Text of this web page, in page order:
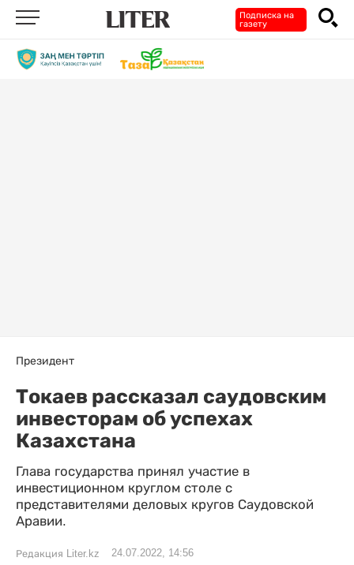
Подписка на
газету
Президент
Токаев рассказал саудовским
инвесторам об успехах
Казахстана
Глава государства принял участие в
инвестиционном круглом столе с
представителями деловых кругов Саудовской
Аравии.
Редакция Liter.kz 24.07.2022, 14:56